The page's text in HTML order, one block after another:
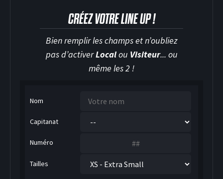
CRÉEZ VOTRE LINE UP !
Bien remplir les champs et n’oubliez
pas d’activerLocalou Visiteur... ou
même les 2 !
Nom
Capitanat
Numéro
Tailles